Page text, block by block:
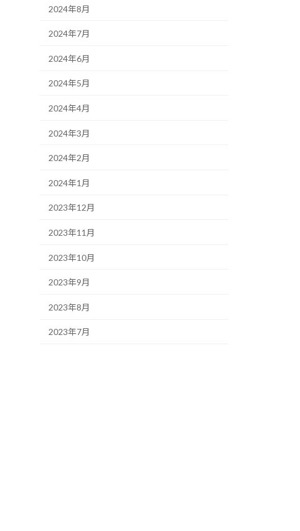
2024年8月
2024年7月
2024年6月
2024年5月
2024年4月
2024年3月
2024年2月
2024年1月
2023年12月
2023年11月
2023年10月
2023年9月
2023年8月
2023年7月